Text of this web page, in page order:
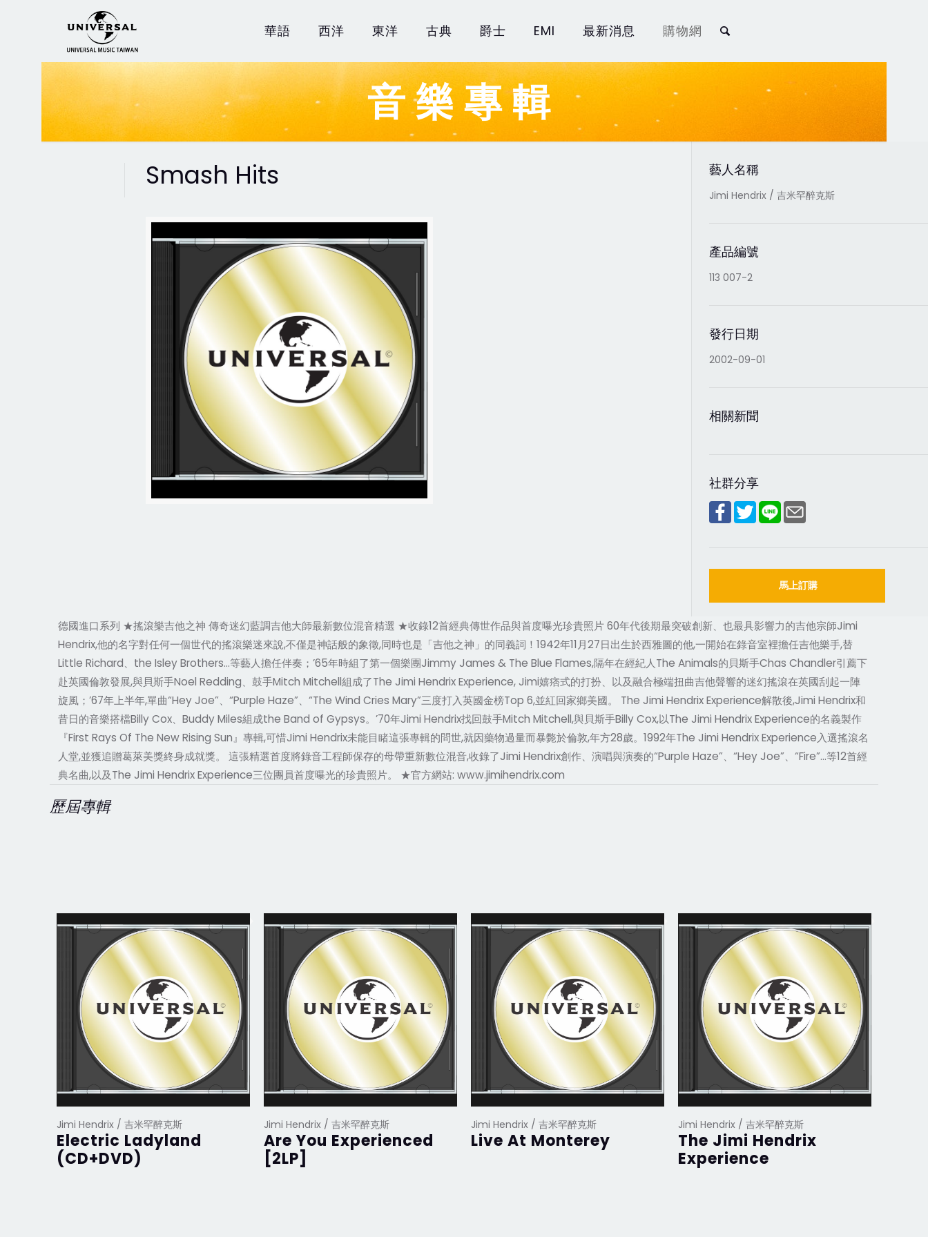
華語 西洋 東洋 古典 爵士 EMI 最新消息 購物網
音樂專輯
Smash Hits 藝人名稱
Jimi Hendrix / 吉米罕醉克斯
產品編號
113 007-2
發行日期
2002-09-01
相關新聞
社群分享
馬上訂購
德國進口系列 ★搖滾樂吉他之神 傳奇迷幻藍調吉他大師最新數位混音精選 ★收錄12首經典傳世作品與首度曝光珍貴照片 60年代後期最突破創新、也最具影響力的吉他宗師Jimi
Hendrix,他的名字對任何一個世代的搖滾樂迷來說,不僅是神話般的象徵,同時也是「吉他之神」的同義詞！1942年11月27日出生於西雅圖的他,一開始在錄音室裡擔任吉他樂手,替
Little Richard、the Isley Brothers…等藝人擔任伴奏；’65年時組了第一個樂團Jimmy James & The Blue Flames,隔年在經紀人The Animals的貝斯手Chas Chandler引薦下
赴英國倫敦發展,與貝斯手Noel Redding、鼓手Mitch Mitchell組成了The Jimi Hendrix Experience, Jimi嬉痞式的打扮、以及融合極端扭曲吉他聲響的迷幻搖滾在英國刮起一陣
旋風；’67年上半年,單曲“Hey Joe”、“Purple Haze”、“The Wind Cries Mary”三度打入英國金榜Top 6,並紅回家鄉美國。 The Jimi Hendrix Experience解散後,Jimi Hendrix和
昔日的音樂搭檔Billy Cox、Buddy Miles組成the Band of Gypsys。’70年Jimi Hendrix找回鼓手Mitch Mitchell,與貝斯手Billy Cox,以The Jimi Hendrix Experience的名義製作
『First Rays Of The New Rising Sun』專輯,可惜Jimi Hendrix未能目睹這張專輯的問世,就因藥物過量而暴斃於倫敦,年方28歲。1992年The Jimi Hendrix Experience入選搖滾名
人堂,並獲追贈葛萊美獎終身成就獎。 這張精選首度將錄音工程師保存的母帶重新數位混音,收錄了Jimi Hendrix創作、演唱與演奏的“Purple Haze”、“Hey Joe”、“Fire”…等12首經
典名曲,以及The Jimi Hendrix Experience三位團員首度曝光的珍貴照片。 ★官方網站: www.jimihendrix.com
歷屆專輯
Jimi Hendrix / 吉米罕醉克斯
Electric Ladyland
(CD+DVD)
Jimi Hendrix / 吉米罕醉克斯
Are You Experienced
[2LP]
Jimi Hendrix / 吉米罕醉克斯
Live At Monterey
Jimi Hendrix / 吉米罕醉克斯
The Jimi Hendrix
Experience